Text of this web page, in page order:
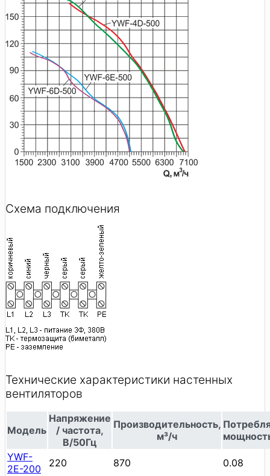
Схема подключения
Технические характеристики настенных
вентиляторов
Модель
Напряжение
/ частота,
В/50Гц
Производительность,
м³/ч
YWF-
2E-200
220 870
0.08